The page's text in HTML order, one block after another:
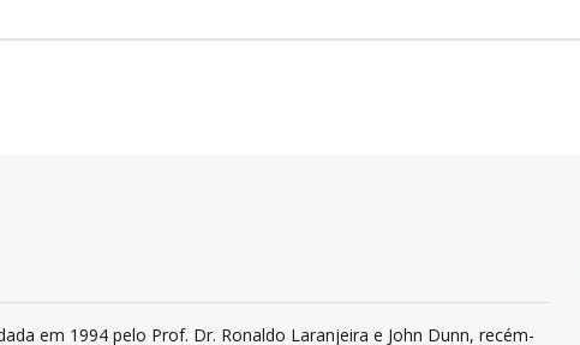
em 1994 pelo Prof. Dr. Ronaldo Laranjeira e John Dunn, recém-